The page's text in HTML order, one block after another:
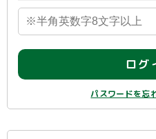
ログ
パスワードを忘